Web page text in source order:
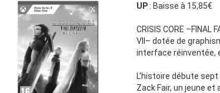
UP : Baisse à 15,85€
CRISIS CORE –FINAL
VII– dotée de
interface réinventée,
L'histoire débute sept
Zack Fair, un jeune et